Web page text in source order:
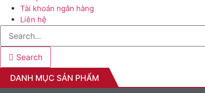
Tài khoản ngân hàng
Liên hệ
Search
DANH MỤC SẢN PHẨM